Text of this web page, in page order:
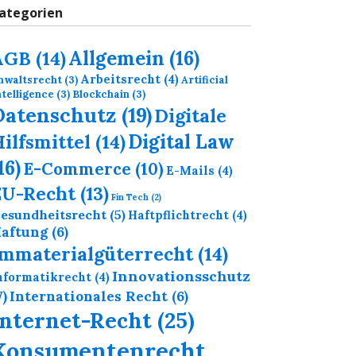
(14)Allgemein (16)
(3) Arbeitsrecht (4)Artificial
(3) Blockchain (3)
(19)Digitale
(14)Digital Law
E-Commerce (10) E-Mails (4)
Recht(13) Fin Tech (2)
(5) Haftpflichtrecht (4)
(6)
(14)
(4) Innovationsschutz
Internationales Recht (6)
Recht (25)